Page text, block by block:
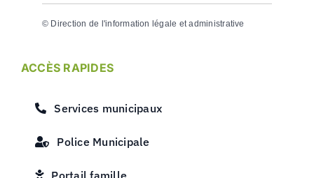
© Direction de l'information légale et administrative
ACCÈS RAPIDES
Services municipaux
Police Municipale